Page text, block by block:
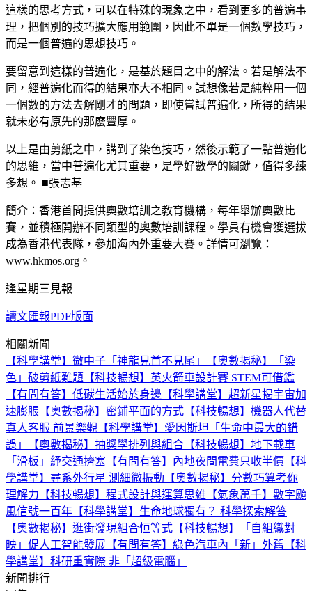
這樣的思考方式，可以在特殊的現象之中，看到更多的普遍事
理，把個別的技巧擴大應用範圍，因此不單是一個數學技巧，
而是一個普遍的思想技巧。
要留意到這樣的普遍化，是基於題目之中的解法。若是解法不
同，經普遍化而得的結果亦大不相同。試想像若是純粹用一個
一個數的方法去解剛才的問題，即使嘗試普遍化，所得的結果
就未必有原先的那麽豐厚。
以上是由剪紙之中，講到了染色技巧，然後示範了一點普遍化
的思維，當中普遍化尤其重要，是學好數學的關鍵，值得多練
多想。 ■張志基
簡介：香港首間提供奧數培訓之教育機構，每年舉辦奧數比
賽，並積極開辦不同類型的奧數培訓課程。學員有機會獲選拔
成為香港代表隊，參加海內外重要大賽。詳情可瀏覽：
www.hkmos.org。
逢星期三見報
讀文匯報PDF版面
相關新聞
【科學講堂】微中子「神龍見首不見尾」
【奧數揭秘】「染
色」破剪紙難題 【科技暢想】英火箭車設計賽 STEM可借鑑
【有問有答】低碳生活始於身邊 【科學講堂】超新星揭宇宙加
速膨脹 【奧數揭秘】密鋪平面的方式 【科技暢想】機器人代替
真人客服 前景樂觀 【科學講堂】愛因斯坦「生命中最大的錯
誤」
【奧數揭秘】抽獎學排列與組合 【科技暢想】地下載車
「滑板」紓交通擠塞 【有問有答】內地夜間電費只收半價 【科
學講堂】尋系外行星 測細微振動 【奧數揭秘】分數巧算考你
理解力 【科技暢想】程式設計與運算思維 【氣象萬千】數字颱
風信號一百年 【科學講堂】生命地球獨有？ 科學探索解答
【奧數揭秘】逛街發現組合恒等式 【科技暢想】「自組織對
映」促人工智能發展 【有問有答】綠色汽車內「新」外舊 【科
學講堂】科研重實際 非「超級電腦」
新聞排行